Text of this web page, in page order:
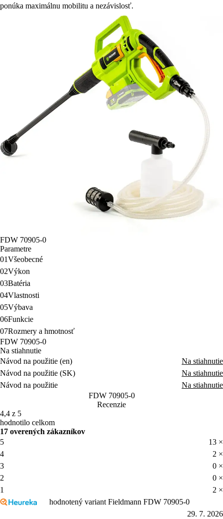
ponúka maximálnu mobilitu a nezávislosť.
FDW 70905-0
Parametre
01Všeobecné
02Výkon
03Batéria
04Vlastnosti
05Výbava
06Funkcie
07Rozmery a hmotnosť
FDW 70905-0
Na stiahnutie
Návod na použitie (en)
Na stiahnutie
Návod na použitie (SK)
Na stiahnutie
Návod na použitie
Na stiahnutie
FDW 70905-0
Recenzie
4,4 z 5
hodnotilo celkom
17 overených zákazníkov
5
13 ×
4
2 ×
3
0 ×
2
0 ×
1
2 ×
hodnotený variant Fieldmann FDW 70905-0
29. 7. 2026